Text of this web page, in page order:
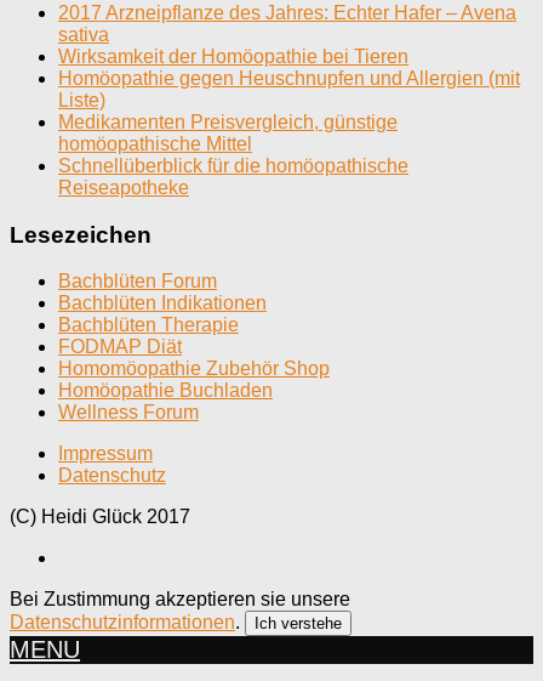
2017 Arzneipflanze des Jahres: Echter Hafer – Avena
sativa
Wirksamkeit der Homöopathie bei Tieren
Homöopathie gegen Heuschnupfen und Allergien (mit
Liste)
Medikamenten Preisvergleich, günstige
homöopathische Mittel
Schnellüberblick für die homöopathische
Reiseapotheke
Lesezeichen
Bachblüten Forum
Bachblüten Indikationen
Bachblüten Therapie
FODMAP Diät
Homomöopathie Zubehör Shop
Homöopathie Buchladen
Wellness Forum
Impressum
Datenschutz
(C) Heidi Glück 2017
Bei Zustimmung akzeptieren sie unsere
Datenschutzinformationen. Ich verstehe
MENU